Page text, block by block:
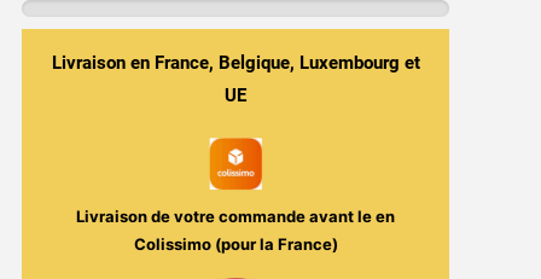
Menthe
VerteLivraison en France, Belgique, Luxembourg et
UE
Livraison de votre commande avant leen
Colissimo (pour la France)